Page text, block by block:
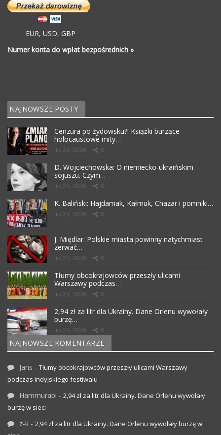
EUR, USD, GBP
Numer konta do wpłat bezpośrednich »
NAJNOWSZE POSTY
Cenzura po żydowsku?! Książki burzące
holocaustowe mity…
lip 23, 2026 0
D. Wojciechowska: O niemiecko-ukraińskim
sojuszu. Czym…
lip 23, 2026 0
K. Baliński: Hajdamak, Kałmuk, Chazar i pomniki…
lip 23, 2026 0
J. Międlar: Polskie miasta powinny natychmiast
zerwać…
lip 23, 2026 0
Tłumy obcokrajowców przeszły ulicami
Warszawy podczas…
lip 23, 2026 0
2,94 zł za litr dla Ukrainy. Dane Orlenu wywołały
burzę…
lip 23, 2026 0
NAJNOWSZE KOMENTARZE
Jans - Tłumy obcokrajowców przeszły ulicami Warszawy
podczas indyjskiego festiwalu
Hammurabi - 2,94 zł za litr dla Ukrainy. Dane Orlenu wywołały
burzę w sieci
z-k - 2,94 zł za litr dla Ukrainy. Dane Orlenu wywołały burzę w